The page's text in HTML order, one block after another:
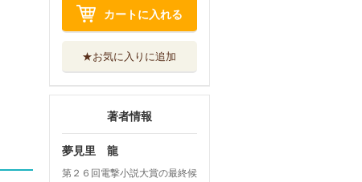
カートに入れる
★お気に入りに追加
著者情報
夢見里 龍
第２６回電撃小説大賞の最終候